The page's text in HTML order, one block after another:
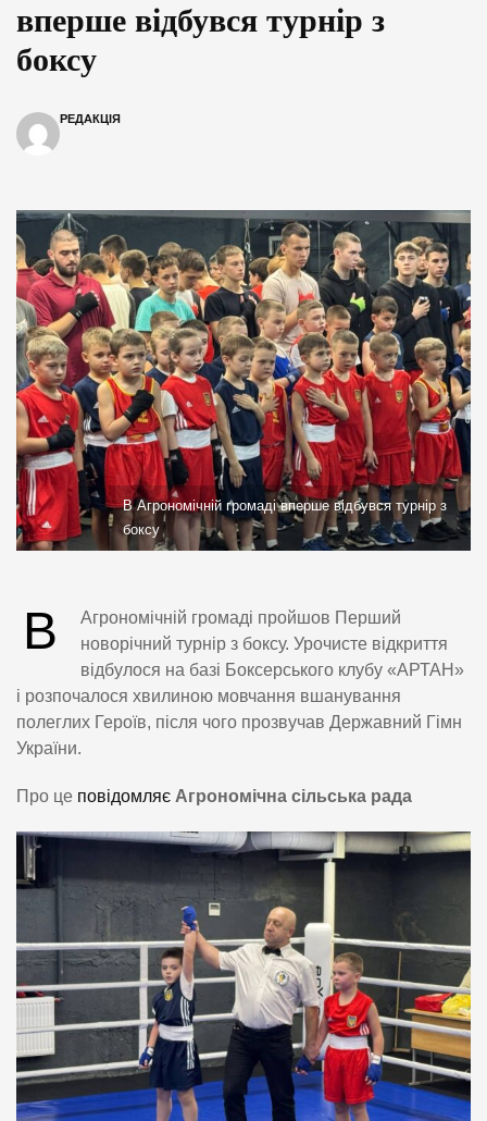
вперше відбувся турнір з
боксу
РЕДАКЦІЯ
В Агрономічній громаді вперше відбувся турнір з
боксу
В
Агрономічній громаді пройшов Перший
новорічний турнір з боксу. Урочисте відкриття
відбулося на базі Боксерського клубу «АРТАН»
і розпочалося хвилиною мовчання вшанування
полеглих Героїв, після чого прозвучав Державний Гімн
України.
Про це повідомляє Агрономічна сільська рада